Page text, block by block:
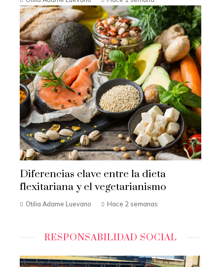
Diferencias clave entre la dieta
flexitariana y el vegetarianismo
Otilia Adame Luevano Hace 2 semanas
RESPONSABILIDAD SOCIAL